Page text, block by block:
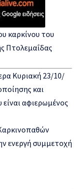
καρκίνου του
Πτολεμαΐδας
Κυριακή 23/10/
και
αφιερωμένος
ενεργή συμμετοχή